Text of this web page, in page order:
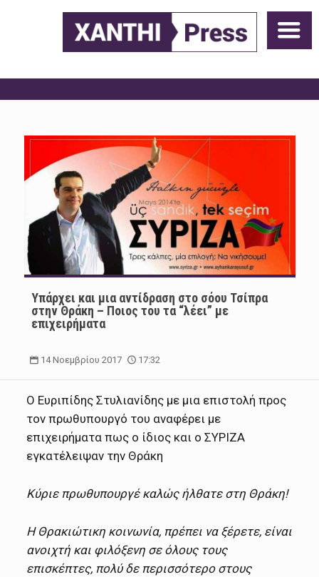
Υπάρχει και μια αντίδραση στο σόου Τσίπρα
στην Θράκη – Ποιος του τα “λέει” με
επιχειρήματα
14 Νοεμβρίου 2017 17:32
Ο Ευριπίδης Στυλιανίδης με μια επιστολή προς
τον πρωθυπουργό του αναφέρει με
επιχειρήματα πως ο ίδιος και ο ΣΥΡΙΖΑ
εγκατέλειψαν την Θράκη
Κύριε πρωθυπουργέ καλώς ήλθατε στη Θράκη!
Η Θρακιώτικη κοινωνία, πρέπει να ξέρετε, είναι
ανοιχτή και φιλόξενη σε όλους τους
επισκέπτες, πολύ δε περισσότερο στους